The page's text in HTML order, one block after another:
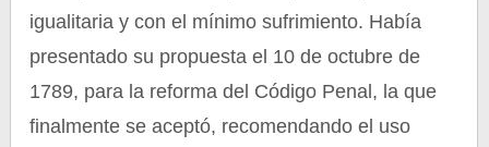
igualitaria y con el mínimo sufrimiento. Había
presentado su propuesta el 10 de octubre de
1789, para la reforma del Código Penal, la que
finalmente se aceptó, recomendando el uso